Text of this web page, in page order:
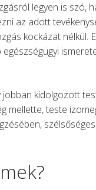
legyen is szó,
az adott
kockázat nélkül.
kidolgozott
mellette, teste